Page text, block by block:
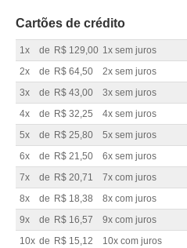
Cartões de crédito
1x de R$ 129,00 1x sem juros
2x
de R$ 64,50 2x sem juros
3x
de R$ 43,00 3x sem juros
4x
de R$ 32,25 4x sem juros
5x
de R$ 25,80 5x sem juros
6x
de R$ 21,50 6x sem juros
7x
de R$ 20,71 7x com juros
8x
de R$ 18,38 8x com juros
9x
de R$ 16,57 9x com juros
10x de R$ 15,12 10x com juros